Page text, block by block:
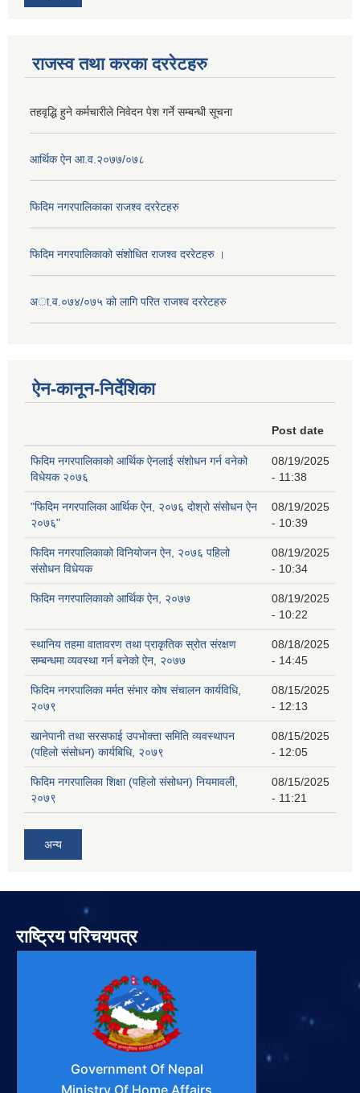
राजस्व तथा करका दररेटहरु
तहवृद्धि हुने कर्मचारीले निवेदन पेश गर्ने सम्बन्धी सूचना
आर्थिक ऐन आ‍.व.२०७७/०७८
फिदिम नगरपालिकाका राजश्व दररेटहरु
फिदिम नगरपालिकाको स‌ंशोधित राजश्व दररेटहरु ।
अा.व.०७४/०७५ काे लागि परित राजश्व दररेटहरु
ऐन-कानून-निर्देशिका
Post date
फिदिम नगरपालिकाको आर्थिक ऐनलाई संशोधन गर्न वनेको
विधेयक २०७६
08/19/2025
- 11:38
"फिदिम नगरपालिका आर्थिक ऐन, २०७६ दोश्रो संसोधन ऐन
२०७६"
08/19/2025
- 10:39
फिदिम नगरपालिकाको विनियोजन ऐन, २०७६ पहिलो
संसोधन विधेयक
08/19/2025
- 10:34
फिदिम नगरपालिकाको आर्थिक ऐन, २०७७
08/19/2025
- 10:22
स्थानिय तहमा वातावरण तथा प्राकृतिक स्रोत संरक्षण
सम्बन्धमा व्यवस्था गर्न बनेको ऐन, २०७७
08/18/2025
- 14:45
फिदिम नगरपालिका मर्मत संभार कोष संचालन कार्यविधि,
२०७९
08/15/2025
- 12:13
खानेपानी तथा सरसफाई उपभोक्ता समिति व्यवस्थापन
(पहिलो संसोधन) कार्यबिधि, २०७९
08/15/2025
- 12:05
फिदिम नगरपालिका शिक्षा (पहिलो संसोधन) नियमावली,
२०७९
08/15/2025
- 11:21
अन्य
राष्ट्रिय परिचयपत्र